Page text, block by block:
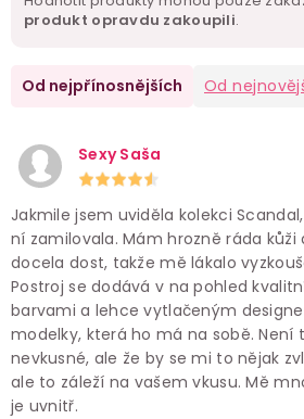
produkt opravdu zakoupili.
Od nejpřínosnějších Od
Sexy Saša
Jakmile jsem uviděla kolekci
ní zamilovala. Mám hrozně ráda
docela dost, takže mě lákalo
Postroj se dodává v na pohled
barvami a lehce vytlačeným
modelky, která ho má na sobě. Není
nevkusné, ale že by se mi to nějak
ale to záleží na vašem vkusu. Mě
je uvnitř.